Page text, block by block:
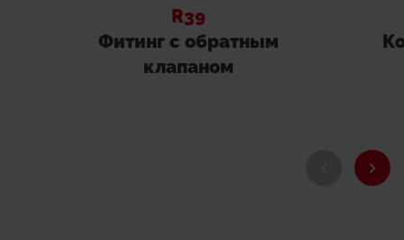
R39
Фитинг с обратным
клапаном